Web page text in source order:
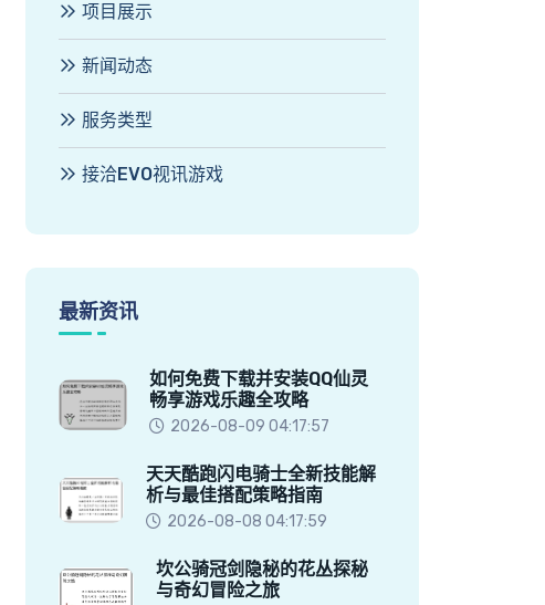
项目展示
新闻动态
服务类型
接洽EVO视讯游戏
最新资讯
如何免费下载并安装QQ仙灵
畅享游戏乐趣全攻略
2026-08-09 04:17:57
天天酷跑闪电骑士全新技能解
析与最佳搭配策略指南
2026-08-08 04:17:59
坎公骑冠剑隐秘的花丛探秘
与奇幻冒险之旅